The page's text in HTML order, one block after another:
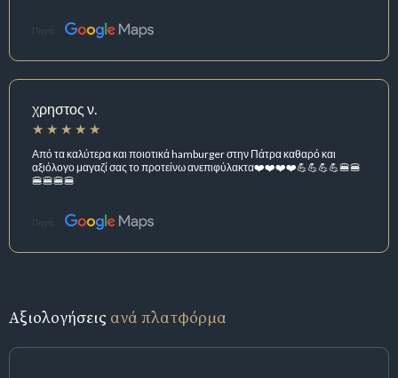
Πηγή:
χρηστος ν.
Από τα καλύτερα και ποιοτικά hamburger στην Πάτρα καθαρό και
αξιόλογο μαγαζί σας το προτείνω ανεπιφύλακτα❤️❤️❤️❤️💪💪💪💪🍔🍔
🍔🍔🍔🍔
Πηγή:
Αξιολογήσεις ανά πλατφόρμα